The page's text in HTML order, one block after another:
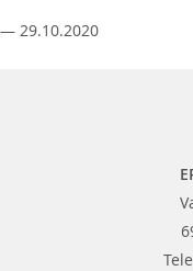
— 29.10.2020